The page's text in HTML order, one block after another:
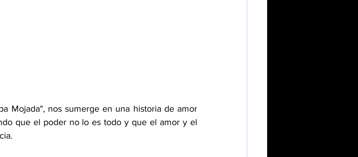
Mojada", nos sumerge en una historia de amor
que el poder no lo es todo y que el amor y el